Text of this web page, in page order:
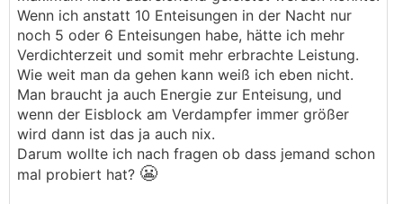
Wenn ich anstatt 10 Enteisungen in der Nacht nur
noch 5 oder 6 Enteisungen habe, hätte ich mehr
Verdichterzeit und somit mehr erbrachte Leistung.
Wie weit man da gehen kann weiß ich eben nicht.
Man braucht ja auch Energie zur Enteisung, und
wenn der Eisblock am Verdampfer immer größer
wird dann ist das ja auch nix.
Darum wollte ich nach fragen ob dass jemand schon
mal probiert hat? 😬